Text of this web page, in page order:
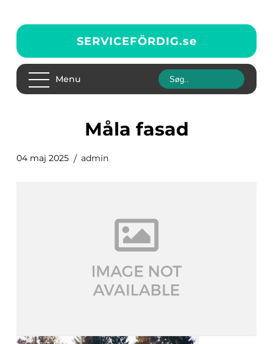
SERVICEFÖRDIG.se
Menu
Måla fasad
04 maj 2025 admin